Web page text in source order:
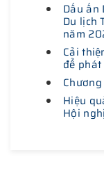
Dấu ấn
Du lịch
năm
Cải
để
Hiệu
Hội